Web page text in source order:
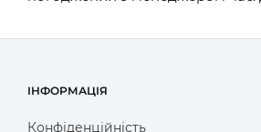
ІНФОРМАЦІЯ
Конфіденційність